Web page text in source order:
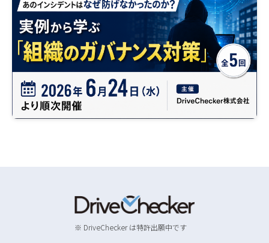
※ DriveChecker は特許出願中です